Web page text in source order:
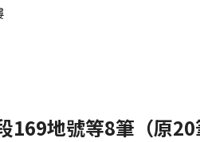
169地號等8筆（原